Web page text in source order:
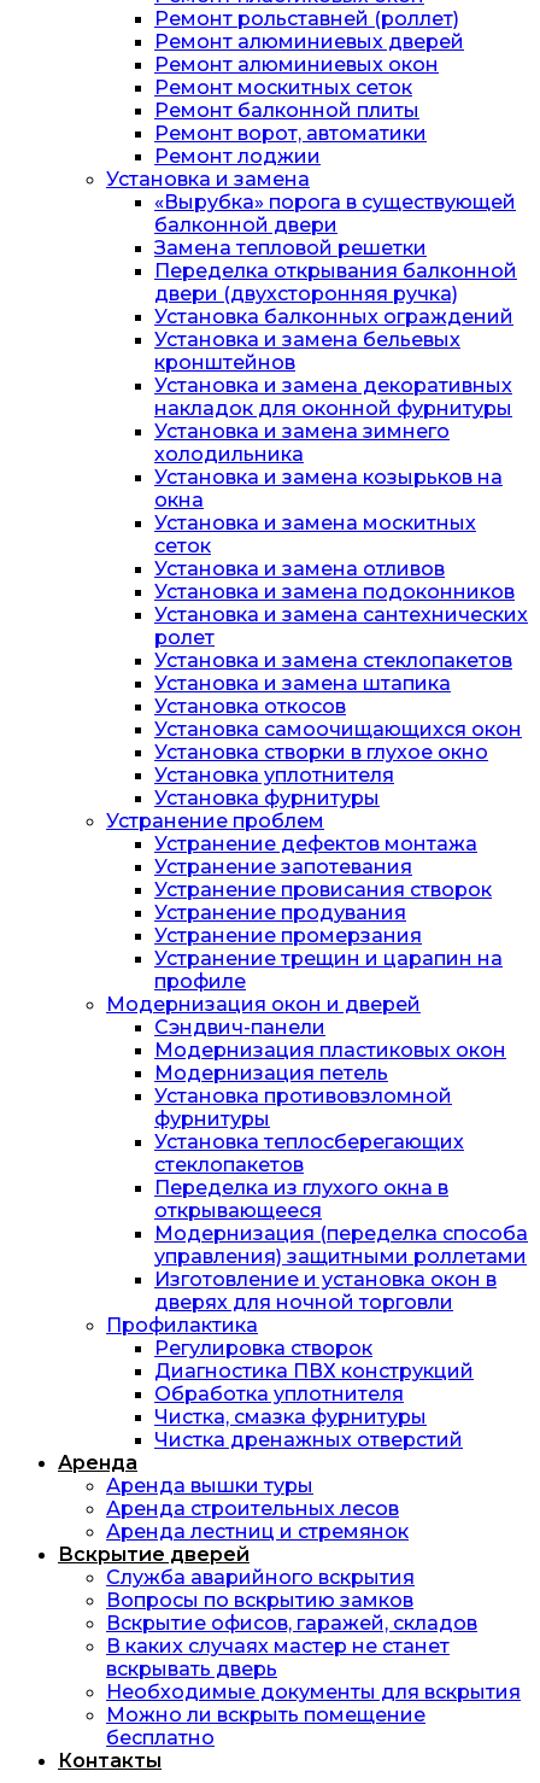
Ремонт рольставней (роллет)
Ремонт алюминиевых дверей
Ремонт алюминиевых окон
Ремонт москитных сеток
Ремонт балконной плиты
Ремонт ворот, автоматики
Ремонт лоджии
Установка и замена
«Вырубка» порога в существующей
балконной двери
Замена тепловой решетки
Переделка открывания балконной
двери (двухсторонняя ручка)
Установка балконных ограждений
Установка и замена бельевых
кронштейнов
Установка и замена декоративных
накладок для оконной фурнитуры
Установка и замена зимнего
холодильника
Установка и замена козырьков на
окна
Установка и замена москитных
сеток
Установка и замена отливов
Установка и замена подоконников
Установка и замена сантехнических
ролет
Установка и замена стеклопакетов
Установка и замена штапика
Установка откосов
Установка самоочищающихся окон
Установка створки в глухое окно
Установка уплотнителя
Установка фурнитуры
Устранение проблем
Устранение дефектов монтажа
Устранение запотевания
Устранение провисания створок
Устранение продувания
Устранение промерзания
Устранение трещин и царапин на
профиле
Модернизация окон и дверей
Сэндвич-панели
Модернизация пластиковых окон
Модернизация петель
Установка противовзломной
фурнитуры
Установка теплосберегающих
стеклопакетов
Переделка из глухого окна в
открывающееся
Модернизация (переделка способа
управления) защитными роллетами
Изготовление и установка окон в
дверях для ночной торговли
Профилактика
Регулировка створок
Диагностика ПВХ конструкций
Обработка уплотнителя
Чистка, смазка фурнитуры
Чистка дренажных отверстий
Аренда
Аренда вышки туры
Аренда строительных лесов
Аренда лестниц и стремянок
Вскрытие дверей
Служба аварийного вскрытия
Вопросы по вскрытию замков
Вскрытие офисов, гаражей, складов
В каких случаях мастер не станет
вскрывать дверь
Необходимые документы для вскрытия
Можно ли вскрыть помещение
бесплатно
Контакты